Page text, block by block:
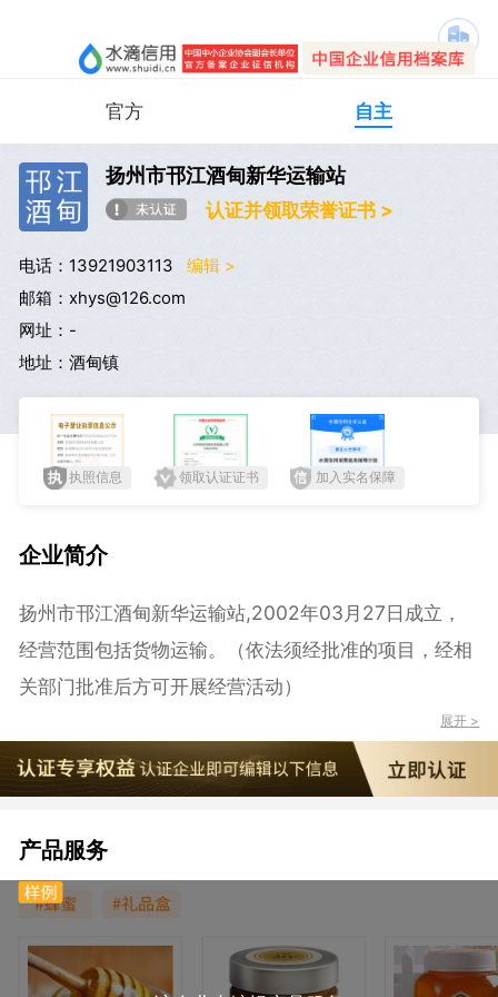
官方 自主
扬州市邗江酒甸新华运输站
认证并领取荣誉证书 >
电话：13921903113
编辑 >
邮箱：xhys@126.com
网址：-
地址：酒甸镇
执照信息 领取认证证书 加入实名保障
企业简介
扬州市邗江酒甸新华运输站,2002年03月27日成立，
经营范围包括货物运输。（依法须经批准的项目，经相
关部门批准后方可开展经营活动）
展开 >
产品服务